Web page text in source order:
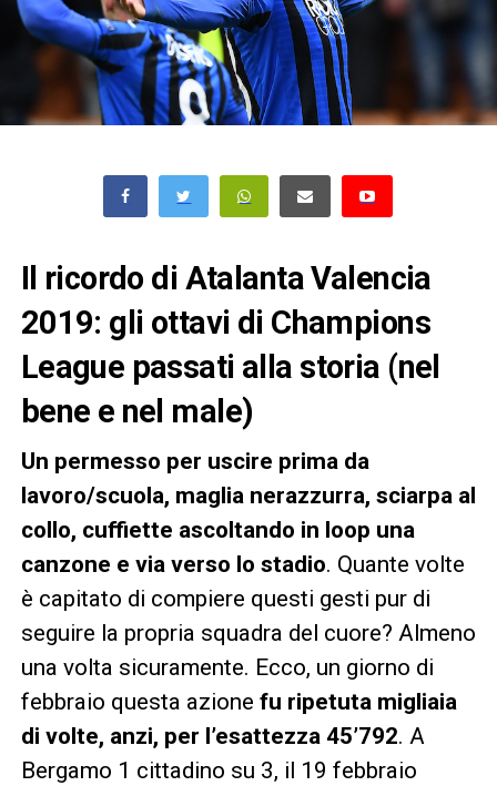
Il ricordo di Atalanta Valencia
2019: gli ottavi di Champions
League passati alla storia (nel
bene e nel male)
Un permesso per uscire prima da
lavoro/scuola, maglia nerazzurra, sciarpa al
collo, cuffiette ascoltando in loop una
canzone e via verso lo stadio. Quante volte
è capitato di compiere questi gesti pur di
seguire la propria squadra del cuore? Almeno
una volta sicuramente. Ecco, un giorno di
febbraio questa azione fu ripetuta migliaia
di volte, anzi, per l’esattezza 45’792. A
Bergamo 1 cittadino su 3, il 19 febbraio